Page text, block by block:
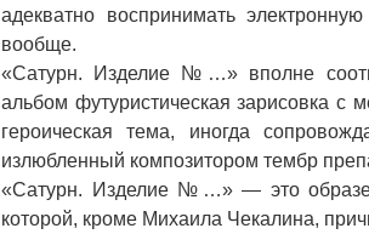
адекватно воспринимать
вообще.
«Сатурн. Изделие №…» вполне
альбом футуристическая зарисовка
героическая тема, иногда
излюбленный композитором тембр
«Сатурн. Изделие №…» — это
которой, кроме Михаила Чекалина,